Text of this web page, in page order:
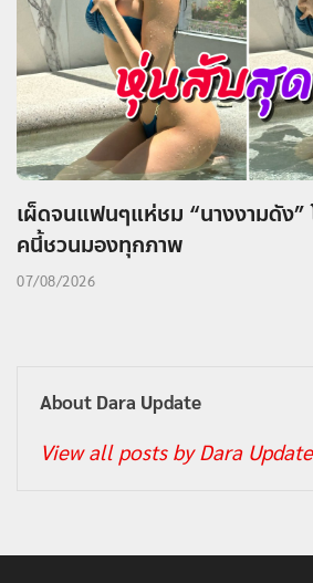
เผ็ดจนแฟนๆแห่ชม “นางงามดัง”
คนี้ชวนมองทุกภาพ
07/08/2026
About Dara Update
View all posts by Dara Update